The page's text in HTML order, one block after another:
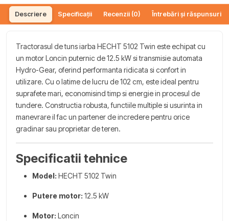
Descriere Specificații Recenzii (0) Întrebări și răspunsuri
Tractorasul de tuns iarba HECHT 5102 Twin este echipat cu
un motor Loncin puternic de 12.5 kW si transmisie automata
Hydro-Gear, oferind performanta ridicata si confort in
utilizare. Cu o latime de lucru de 102 cm, este ideal pentru
suprafete mari, economisind timp si energie in procesul de
tundere. Constructia robusta, functiile multiple si usurinta in
manevrare il fac un partener de incredere pentru orice
gradinar sau proprietar de teren.
Specificatii tehnice
Model: HECHT 5102 Twin
Putere motor: 12.5 kW
Motor: Loncin